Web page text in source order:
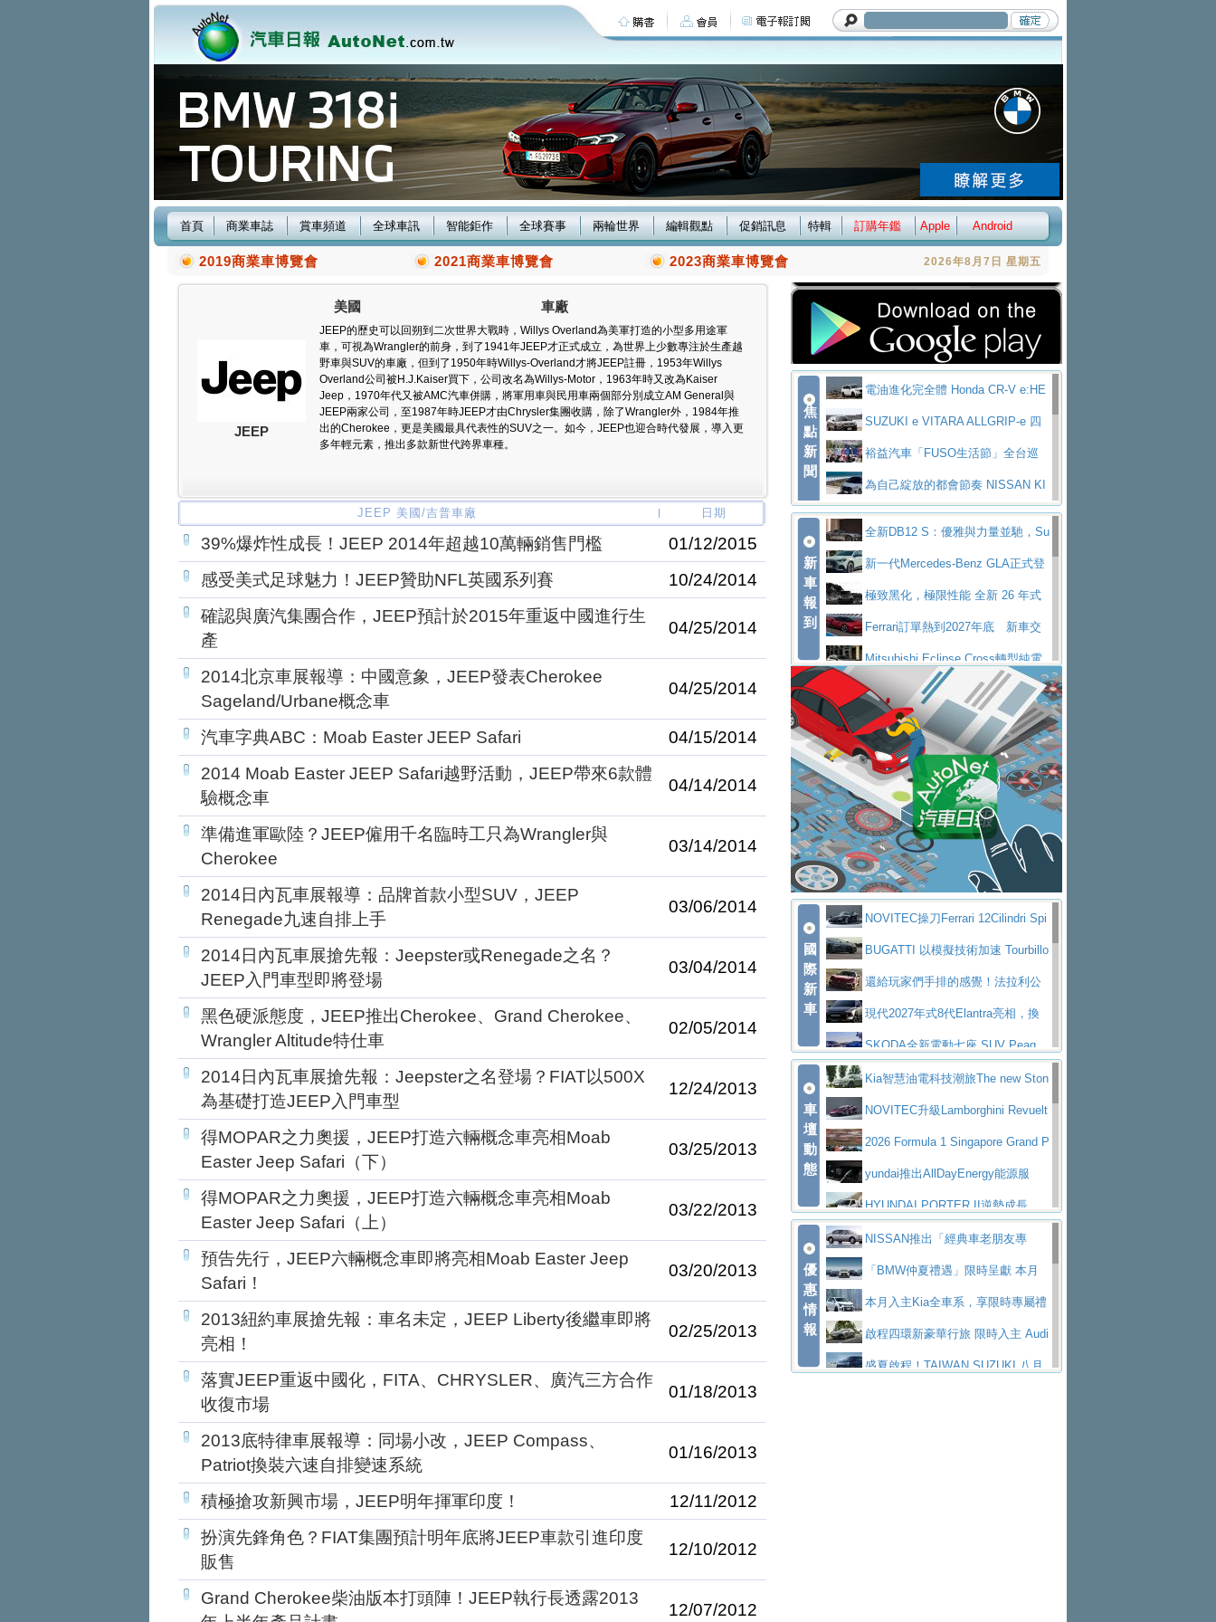
首頁 商業車誌 賞車頻道 全球車訊 智能鉅作 全球賽事 兩輪世界 編輯觀點 促銷訊息 特輯 訂購年鑑 Apple Android
2019商業車博覽會 2021商業車博覽會 2023商業車博覽會 2026年8月7日 星期五
JEEP
美國 車廠
JEEP的歷史可以回朔到二次世界大戰時，Willys Overland為美軍打造的小型多用途軍
車，可視為Wrangler的前身，到了1941年JEEP才正式成立，為世界上少數專注於生產越
野車與SUV的車廠，但到了1950年時Willys-Overland才將JEEP註冊，1953年Willys
Overland公司被H.J.Kaiser買下，公司改名為Willys-Motor，1963年時又改為Kaiser
Jeep，1970年代又被AMC汽車併購，將軍用車與民用車兩個部分別成立AM General與
JEEP兩家公司，至1987年時JEEP才由Chrysler集團收購，除了Wrangler外，1984年推
出的Cherokee，更是美國最具代表性的SUV之一。如今，JEEP也迎合時代發展，導入更
多年輕元素，推出多款新世代跨界車種。
JEEP 美國/吉普車廠 日期
39%爆炸性成長！JEEP 2014年超越10萬輛銷售門檻
01/12/2015
感受美式足球魅力！JEEP贊助NFL英國系列賽
10/24/2014
確認與廣汽集團合作，JEEP預計於2015年重返中國進行生
產
04/25/2014
2014北京車展報導：中國意象，JEEP發表Cherokee
Sageland/Urbane概念車
04/25/2014
汽車字典ABC：Moab Easter JEEP Safari
04/15/2014
2014 Moab Easter JEEP Safari越野活動，JEEP帶來6款體
驗概念車
04/14/2014
準備進軍歐陸？JEEP僱用千名臨時工只為Wrangler與
Cherokee
03/14/2014
2014日內瓦車展報導：品牌首款小型SUV，JEEP
Renegade九速自排上手
03/06/2014
2014日內瓦車展搶先報：Jeepster或Renegade之名？
JEEP入門車型即將登場
03/04/2014
黑色硬派態度，JEEP推出Cherokee、Grand Cherokee、
Wrangler Altitude特仕車
02/05/2014
2014日內瓦車展搶先報：Jeepster之名登場？FIAT以500X
為基礎打造JEEP入門車型
12/24/2013
得MOPAR之力奧援，JEEP打造六輛概念車亮相Moab
Easter Jeep Safari（下）
03/25/2013
得MOPAR之力奧援，JEEP打造六輛概念車亮相Moab
Easter Jeep Safari（上）
03/22/2013
預告先行，JEEP六輛概念車即將亮相Moab Easter Jeep
Safari！
03/20/2013
2013紐約車展搶先報：車名未定，JEEP Liberty後繼車即將
亮相！
02/25/2013
落實JEEP重返中國化，FITA、CHRYSLER、廣汽三方合作
收復市場
01/18/2013
2013底特律車展報導：同場小改，JEEP Compass、
Patriot換裝六速自排變速系統
01/16/2013
積極搶攻新興市場，JEEP明年揮軍印度！
12/11/2012
扮演先鋒角色？FIAT集團預計明年底將JEEP車款引進印度
販售
12/10/2012
Grand Cherokee柴油版本打頭陣！JEEP執行長透露2013
12/07/2012
焦
點
新
聞
電油進化完全體 Honda CR-V e:HE
V PrestigeSUZUKI e VITARA ALLGRIP-e 四
驅精神的純電新詮釋
裕益汽車「FUSO生活節」全台巡
迴 結合生活體驗、交通安全與購車優惠
為自己綻放的都會節奏 NISSAN KI
CKS SAKURA為品味獨具層峰買家打造的頂級座
駕，MAZDA CX-90 33T AWD Premium Ca
ptain Seat
EV
技的座駕! Ford Territory中型油電休旅
SO Super Great今日在台登場，結合先進安
全輔助科技
ntis四品牌經銷權，全新多品牌旗艦展示中
心開幕啟用
屏東特搜大隊再添新利器 SITRAK
救助器材車買氣不衰、SUZUKI經銷商勇於開啟
全新大店，新北都鈴木占地500坪土城旗艦
展示中心開幕
2025第七屆ISUZU運轉職人挑戰賽
熱血登場 展現極致車技與專業職人精神
H2GP世界總決賽圓滿落幕 台灣團
隊表現精彩淨零減碳指標性應用 純電動水泥預
拌車 消防車除了滅火裝備還需要什麼？
一探SITRAK “準” 消防車的究竟
大益金龍初試啼聲，汽柴油5噸貨車
不是對手正宗年鑑2025年全球自動車年鑑1月
下旬問世！2024第六屆ISUZU運轉職人挑戰賽
首度前進南台灣熱烈開戰
豪華電能休旅新星 Audi Q4 Sportba
ck 55 e-tron S lineScania Taiwan 逆風而行，加深力
道投資布局
新
車
報
到
全新DB12 S：優雅與力量並馳，Su
per Tourer的顛峰之作
新一代Mercedes-Benz GLA正式登
場 續航最高657公里、支援320kW快充
極致黑化，極限性能 全新 26 年式
DEFENDER OCTA BLACK 限量登台
Ferrari訂單熱到2027年底 新車交
付至少得等一年以上
Mitsubishi Eclipse Cross轉型純電
休旅 87kWh電池續航超過600公里
全新BMW 318i Touring豪華旅行車
全台限量200台 進化現型
不等零關稅的紅利，Jeep品牌今日
起展開首批車交車
Volvo EX60 即將叩關，靜肅性、底
盤與數位介面搶先揭露
Audi Q9 將於 2026 年底上市 旗艦
大型 SUV 鎖定七人座豪華市場
BMW攜手漫威電影【蜘蛛人：重生
日】 Skoda 發表全新 Peaq 內裝：七人
座純電旗艦 SUV，行李廂最大可達 935 公
升
全新純電 Mercedes-Benz C 400 4
MATIC Electric 登場
奢華與科技大躍進，MAZDA全新3
代CX-5全方位進化提前亮相並展開預售94.9
萬起
馬自達公布 2027 年式 MX-5 更
新，新增 Yakudo 特別版
Skoda Peaq 發表全新電動動力系
統 最長續航逾 640 公里、支援雙向供電
BMW M2 首度導入 xDrive 四驅，
美國與瑞士需求成關鍵推手
The all-new T-Roc 魅力 自成焦點
Maserati GT2 Stradale「Tribute to
MC12」全球首度亮相
迎接 RANGE ROVER 品牌家族第
五位成員 全新 RANGE ROVER GT 預告登
場
造型華麗時尚、科技座艙再進化，P
eugeot 208小改款發表上市94.8萬起
國
際
新
車
NOVITEC操刀Ferrari 12Cilindri Spi
der 碳纖維空力、鍛造輪圈與Inconel排氣
上身
BUGATTI 以模擬技術加速 Tourbillo
n 動態開發還給玩家們手排的感覺！法拉利公
布12Cilidri Manaule手排超跑產品細節
現代2027年式8代Elantra亮相，換
裝更銳利的造型、更先進的資訊娛樂系統及
更高效的動力
SKODA全新電動七座 SUV Peaq
問世，擁有品牌史上最寬敞且豪華的座艙
AUDI推出首款高性能油電超跑Nuvo
lari，0到100公里加速2.6秒、極速350公里
／小時
百年三叉戟傳奇再啟程 Maserati 重
返 1000 Miglia 傳承競速榮耀
法拉利首款純電跑車Luce亮相，最
大馬力超過1000匹並具備530公里最大續航
里程
小車大空間、座艙科技更先進，SK
ODA發表全新純電跨界休旅Eipq祭平民化車
價89萬起
賓士AMG.EA專屬平台首作，Merc
edes-AMG 全新GT 4-Door Coupe全球首發
福斯推出首款GTI純電性能掀背ID.
Polo GTI，擁有226匹馬力和零百加速 6.8
秒的實力
Jaguar 公布四門 GT車款正式車名
為JAGUAR TYPE 01
終於跟上進度，LEXUS發表首款三
排六座純電旗艦休旅 TZ
有錢也買不到的Golf R！福斯打造
全新Golf R 24h賽車將挑戰紐柏林24小時耐
SKODA公布全新小型純電跨界休旅
車
壇
動
態
Kia智慧油電科技潮旅The new Ston
ic 1-7月累計銷量創歷史新高
NOVITEC升級Lamborghini Revuelt
o 綜效輸出增至1,048匹
2026 Formula 1 Singapore Grand P
rix 新加坡大獎賽 Audi 極速之旅開放報名
yundai推出AllDayEnergy能源服
務 讓電動車化身行動儲能系統
HYUNDAI PORTER II逆勢成長，
勇奪中型貨車銷售冠軍
父親節霸氣獻禮！PGO 威力125 最
低入手價 $60,900 起 省油ｘ安全ｘ大空間
陪爸爸輕鬆
福斯商旅挺頭家 推出「德系質感 精
算圓夢」專案和運租車榮獲國家品牌玉山獎 以智
慧移動與綠能創新
Volvo Trucks 承諾成為高科技供應
鏈的可靠夥伴XFORCE攜手臺南祀典大天后宮 試
優
惠
情
報
NISSAN推出「經典車老朋友專
案」 以匠人精神煥新珍品座駕
「BMW仲夏禮遇」限時呈獻 本月
入主即享尊榮豪華五星假期 多元優購方案
同步實施
本月入主Kia全車系，享限時專屬禮
遇 啟程四環新豪華行旅 限時入主 Audi
A6 旗艦陣容 低月付5,888元起及3 年乙式險
盛夏啟程！TAIWAN SUZUKI 八月